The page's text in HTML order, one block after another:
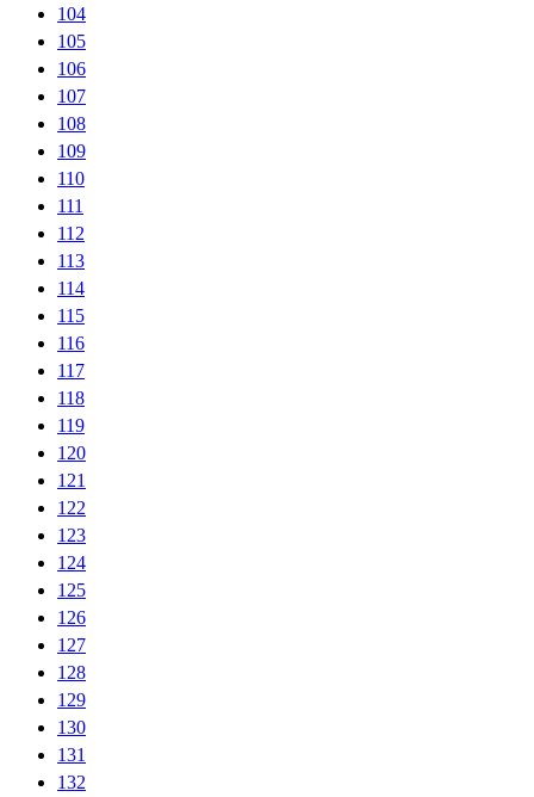
104
105
106
107
108
109
110
111
112
113
114
115
116
117
118
119
120
121
122
123
124
125
126
127
128
129
130
131
132